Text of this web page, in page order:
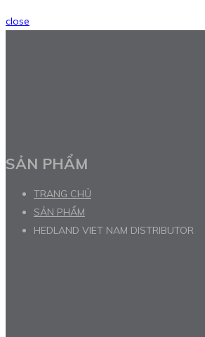
close
SẢN PHẨM
TRANG CHỦ
SẢN PHẨM
HEDLAND VIET NAM DISTRIBUTOR